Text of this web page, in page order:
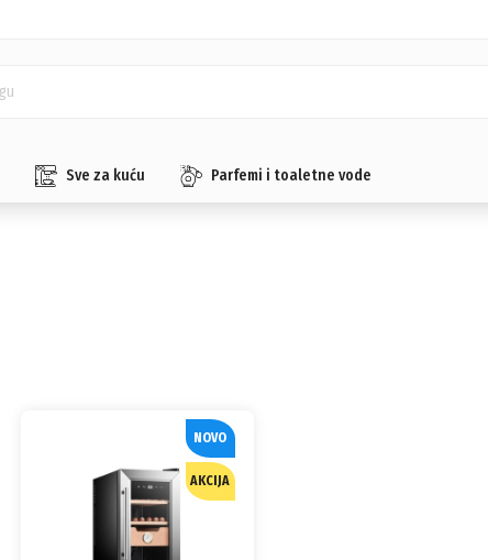
Sve za kuću Parfemi i toaletne vode
NOVO
AKCIJA